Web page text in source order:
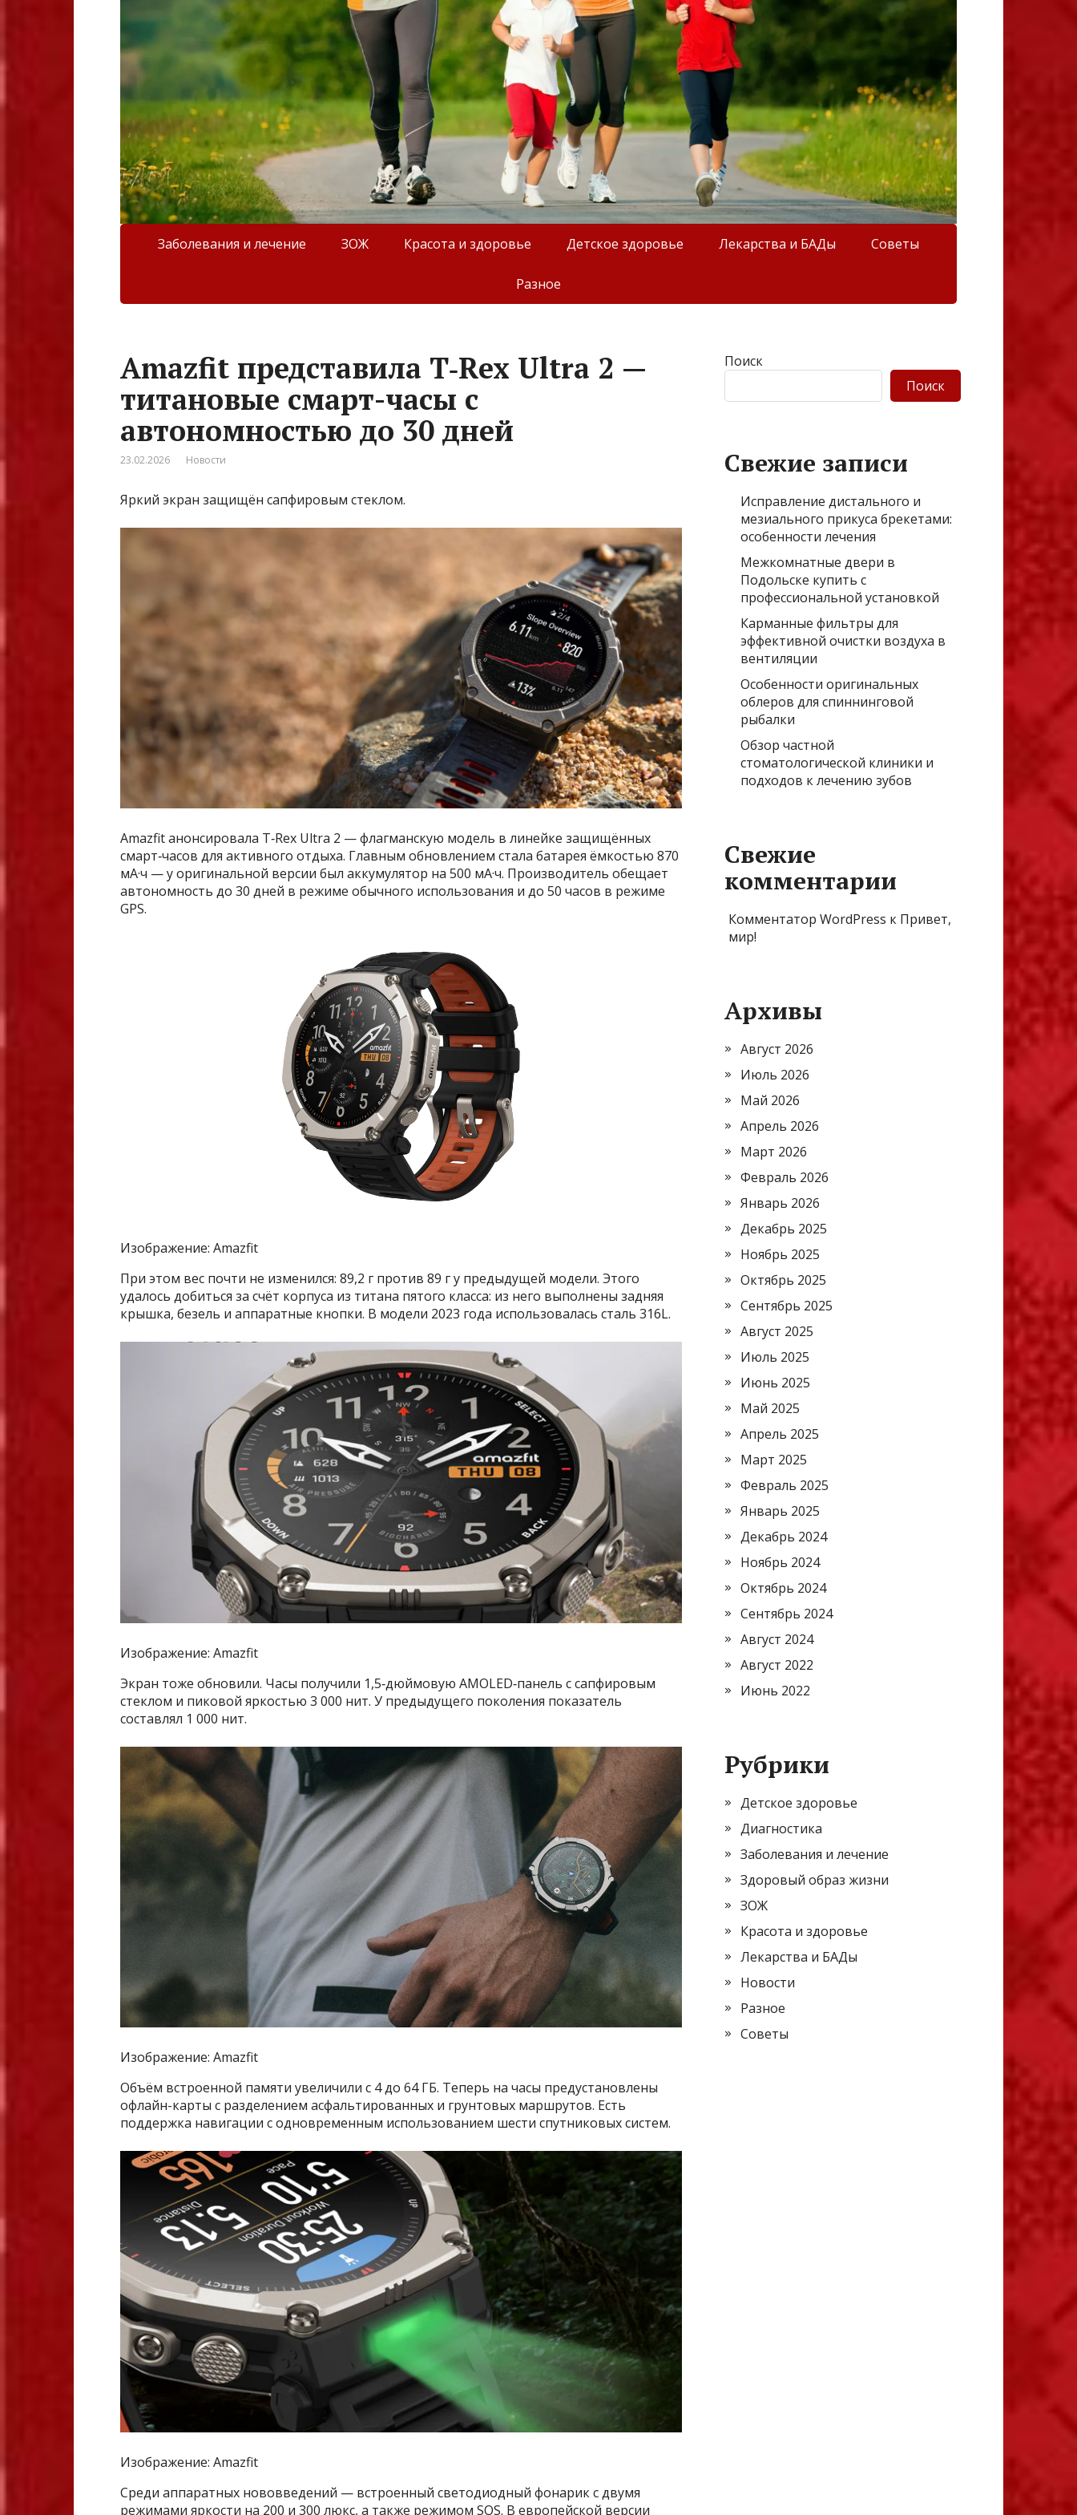
Заболевания и лечение ЗОЖ Красота и здоровье Детское здоровье Лекарства и БАДы Советы
Разное
Amazfit представила T‑Rex Ultra 2 —
титановые смарт-часы с
автономностью до 30 дней
23.02.2026 Новости
Яркий экран защищён сапфировым стеклом.
Amazfit анонсировала T‑Rex Ultra 2 — флагманскую модель в линейке защищённых
смарт‑часов для активного отдыха. Главным обновлением стала батарея ёмкостью 870
мА·ч — у оригинальной версии был аккумулятор на 500 мА·ч. Производитель обещает
автономность до 30 дней в режиме обычного использования и до 50 часов в режиме
GPS.
Изображение: Amazfit
При этом вес почти не изменился: 89,2 г против 89 г у предыдущей модели. Этого
удалось добиться за счёт корпуса из титана пятого класса: из него выполнены задняя
крышка, безель и аппаратные кнопки. В модели 2023 года использовалась сталь 316L.
Изображение: Amazfit
Экран тоже обновили. Часы получили 1,5‑дюймовую AMOLED‑панель с сапфировым
стеклом и пиковой яркостью 3 000 нит. У предыдущего поколения показатель
составлял 1 000 нит.
Изображение: Amazfit
Объём встроенной памяти увеличили с 4 до 64 ГБ. Теперь на часы предустановлены
офлайн-карты с разделением асфальтированных и грунтовых маршрутов. Есть
поддержка навигации с одновременным использованием шести спутниковых систем.
Изображение: Amazfit
Среди аппаратных нововведений — встроенный светодиодный фонарик с двумя
режимами яркости на 200 и 300 люкс, а также режимом SOS. В европейской версии
Поиск
Поиск
Свежие записи
Исправление дистального и
мезиального прикуса брекетами:
особенности лечения
Межкомнатные двери в
Подольске купить с
профессиональной установкой
Карманные фильтры для
эффективной очистки воздуха в
вентиляции
Особенности оригинальных
облеров для спиннинговой
рыбалки
Обзор частной
стоматологической клиники и
подходов к лечению зубов
Свежие
комментарии
Комментатор WordPress к Привет,
мир!
Архивы
Август 2026
Июль 2026
Май 2026
Апрель 2026
Март 2026
Февраль 2026
Январь 2026
Декабрь 2025
Ноябрь 2025
Октябрь 2025
Сентябрь 2025
Август 2025
Июль 2025
Июнь 2025
Май 2025
Апрель 2025
Март 2025
Февраль 2025
Январь 2025
Декабрь 2024
Ноябрь 2024
Октябрь 2024
Сентябрь 2024
Август 2024
Август 2022
Июнь 2022
Рубрики
Детское здоровье
Диагностика
Заболевания и лечение
Здоровый образ жизни
ЗОЖ
Красота и здоровье
Лекарства и БАДы
Новости
Разное
Советы